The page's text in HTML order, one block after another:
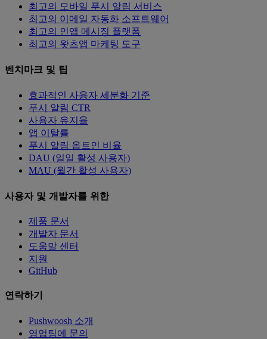
최고의 모바일 푸시 알림 서비스
최고의 이메일 자동화 소프트웨어
최고의 인앱 메시징 플랫폼
최고의 왓츠앱 마케팅 도구
벤치마크 및 팁
효과적인 사용자 세분화 기준
푸시 알림 CTR
사용자 유지율
앱 이탈률
푸시 알림 옵트인 비율
DAU (일일 활성 사용자)
MAU (월간 활성 사용자)
사용자 및 개발자를 위한
제품 문서
개발자 문서
도움말 센터
지원
GitHub
연락하기
Pushwoosh 소개
영업팀에 문의